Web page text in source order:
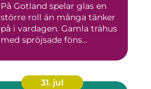
På Gotland spelar glas en
större roll än många tänker
på i vardagen. Gamla trähus
med spröjsade föns...
31. jul